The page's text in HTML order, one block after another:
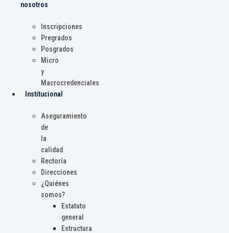
nosotros
Inscripciones
Pregrados
Posgrados
Micro
y
Macrocredenciales
Institucional
Aseguramiento
de
la
calidad
Rectoría
Direcciones
¿Quiénes
somos?
Estatuto
general
Estructura